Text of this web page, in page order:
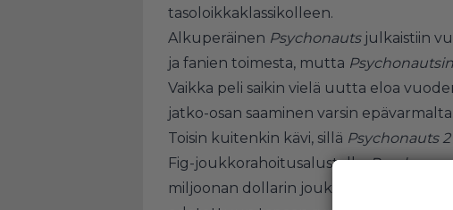
tasoloikkaklassikolleen.
Alkuperäinen Psychonautsjulkaistiin
ja fanien toimesta, mutta Psychonautsin
Vaikka peli saikin vielä uutta eloa
jatko-osan saaminen varsin epävarmalta.
Toisin kuitenkin kävi, sillä Psychonauts 2
Fig-joukkorahoitusalustalla.
miljoonan dollarin joukkorahoitusta.